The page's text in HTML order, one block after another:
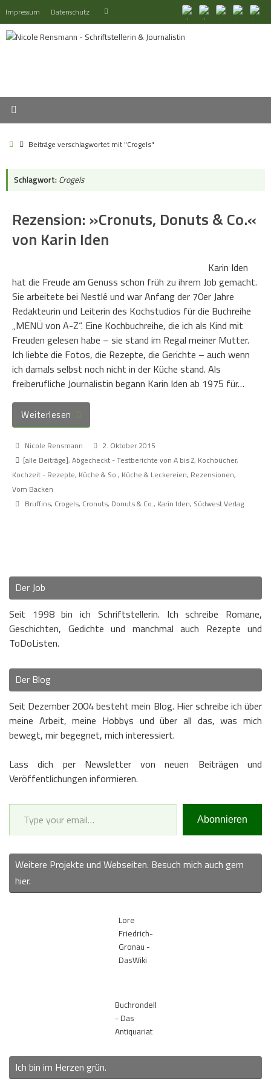
Inhalt
springen
Impressum Datenschutz Suchen
StartBeiträge verschlagwortet mit "Crogels"
Schlagwort: Crogels
Rezension: »Cronuts, Donuts & Co.«
von Karin Iden
Karin Iden
hat die Freude am Genuss schon früh zu ihrem Job gemacht.
Sie arbeitete bei Nestlé und war Anfang der 70er Jahre
Redakteurin und Leiterin des Kochstudios für die Buchreihe
„MENÜ von A-Z“. Eine Kochbuchreihe, die ich als Kind mit
Freuden gelesen habe – sie stand im Regal meiner Mutter.
Ich liebte die Fotos, die Rezepte, die Gerichte – auch wenn
ich damals selbst noch nicht in der Küche stand. Als
freiberufliche Journalistin begann Karin Iden ab 1975 für…
Weiterlesen
Nicole Rensmann
2. Oktober 2015
[alle Beiträge], Abgecheckt - Testberichte von A bis Z, Kochbücher,
Kochzeit - Rezepte, Küche & So., Küche & Leckereien, Rezensionen,
Vom Backen
Bruffins, Crogels, Cronuts, Donuts & Co., Karin Iden, Südwest Verlag
Der Job
Seit 1998 bin ich Schriftstellerin. Ich schreibe Romane,
Geschichten, Gedichte und manchmal auch Rezepte und
ToDoListen.
Der Blog
Seit Dezember 2004 besteht mein Blog. Hier schreibe ich über
meine Arbeit, meine Hobbys und über all das, was mich
bewegt, mir begegnet, mich interessiert.
Lass dich per Newsletter von neuen Beiträgen und
Veröffentlichungen informieren.
Type your email…
Abonnieren
Weitere Projekte und Webseiten. Besuch mich auch gern
hier.
Lore
Friedrich-
Gronau -
DasWiki
Buchrondell
- Das
Antiquariat
Ich bin im Herzen grün.